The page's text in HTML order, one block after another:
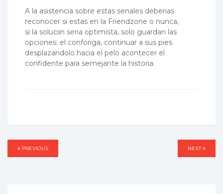
A la asistencia sobre estas senales deberias
reconocer si estas en la Friendzone o nunca,
si la soluciin seri­a optimista, solo guardan las
opciones: el conforiga, continuar a sus pies
desplazandolo hacia el pelo acontecer el
confidente para semejante la historia.
Post
PREVIOUS
PREVIOUS NEXT
NEXT